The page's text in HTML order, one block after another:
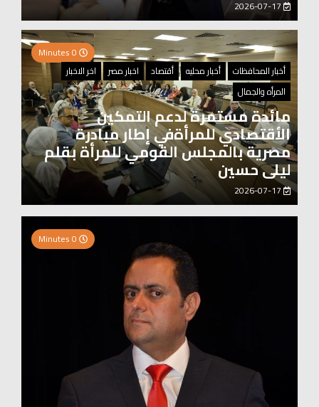
أخبار المحافظات
أخبار محليه أقتصاد اخبار مصر
اخر الاخبار
المرأه والجمال
مائدة مستمرة لدعم التمكين
الأقتصادي للمرأةفي إطار مبادرة
مصرية بالمجلس القومي للمرأة بقلم
ليلى حسين
2026-07-17